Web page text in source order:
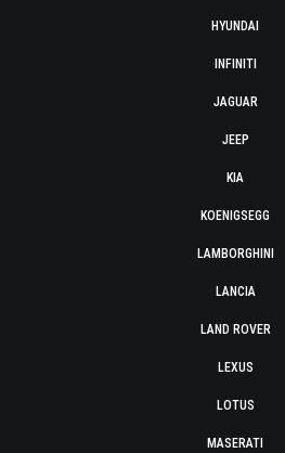
HYUNDAI
INFINITI
JAGUAR
JEEP
KIA
KOENIGSEGG
LAMBORGHINI
LANCIA
LAND ROVER
LEXUS
LOTUS
MASERATI